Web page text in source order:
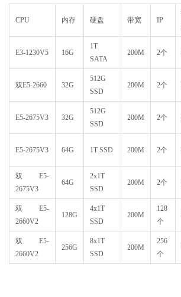
CPU 内存 硬盘 带宽 IP
E3-1230V5 16G
1T
SATA
200M 2个
双E5-2660 32G
512G
SSD
200M 2个
E5-2675V3 32G
512G
SSD
200M 2个
E5-2675V3 64G 1T SSD 200M 2个
双E5-
2675V3
64G
2x1T
SSD
200M 2个
双E5-
2660V2
128G
4x1T
SSD
200M
128
个
双E5-
2660V2
256G
8x1T
SSD
200M
256
个